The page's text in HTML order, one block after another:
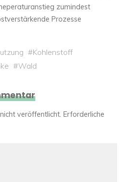
zumindest
Prozesse
#Kohlenstoff
#Wald
veröffentlicht. Erforderliche